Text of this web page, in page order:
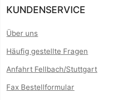
KUNDENSERVICE
Über uns
Häufig gestellte Fragen
Anfahrt Fellbach/Stuttgart
Fax Bestellformular